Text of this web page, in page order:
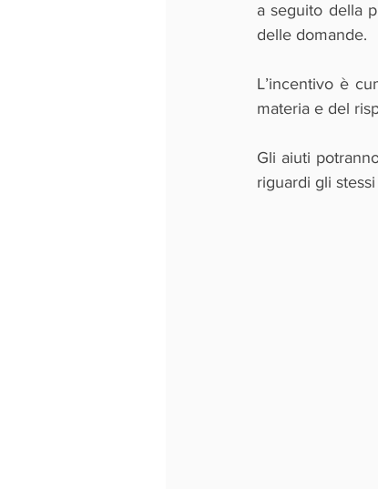
a seguito della
delle domande.
L’incentivo è
materia e del
Gli aiuti
riguardi gli